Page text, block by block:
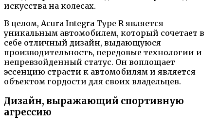
искусства на колесах.
В целом, Acura Integra Type R является
уникальным автомобилем, который сочетает в
себе отличный дизайн, выдающуюся
производительность, передовые технологии и
непревзойденный статус. Он воплощает
эссенцию страсти к автомобилям и является
объектом гордости для своих владельцев.
Дизайн, выражающий спортивную
агрессию